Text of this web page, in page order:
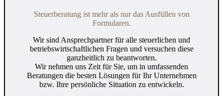
Steuerberatung ist mehr als nur das Ausfüllen von
Formularen.
Wir sind Ansprechpartner für alle steuerlichen und
betriebswirtschaftlichen Fragen und versuchen diese
ganzheitlich zu beantworten.
Wir nehmen uns Zeit für Sie, um in umfassenden
Beratungen die besten Lösungen für Ihr Unternehmen
bzw. Ihre persönliche Situation zu entwickeln.